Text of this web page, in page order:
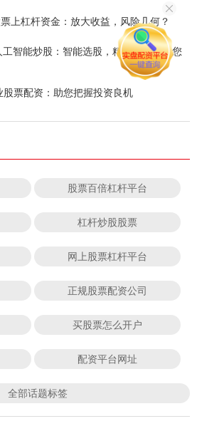
上杠杆资金：放大收益，风险几何？
智能炒股：智能选股，精准预测，助您
票配资：助您把握投资良机
股票百倍杠杆平台
杠杆炒股股票
网上股票杠杆平台
正规股票配资公司
买股票怎么开户
配资平台网址
全部话题标签